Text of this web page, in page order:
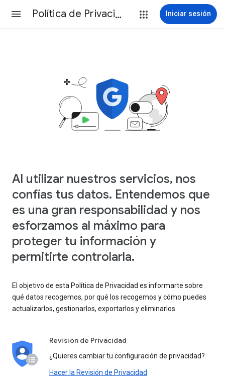
Política de Privacidad Iniciar sesión
Al utilizar nuestros servicios, nos
confías tus datos. Entendemos que
es una gran responsabilidad y nos
esforzamos al máximo para
proteger tu información y
permitirte controlarla.
El objetivo de esta Política de Privacidad es informarte sobre
qué datos recogemos, por qué los recogemos y cómo puedes
actualizarlos, gestionarlos, exportarlos y eliminarlos.
Revisión de Privacidad
¿Quieres cambiar tu configuración de privacidad?
Hacer la Revisión de Privacidad